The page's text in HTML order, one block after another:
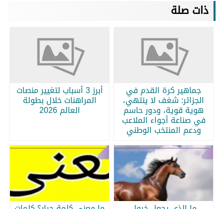
ذات صلة
جماهير كرة القدم في
الجزائر: شغف لا ينتهي،
هوية قوية، ودور حاسم
في صناعة أجواء الملاعب
ودعم المنتخب الوطني
أبرز 3 أسباب لتغيير منصات
المراهنات خلال بطولة
العالم 2026